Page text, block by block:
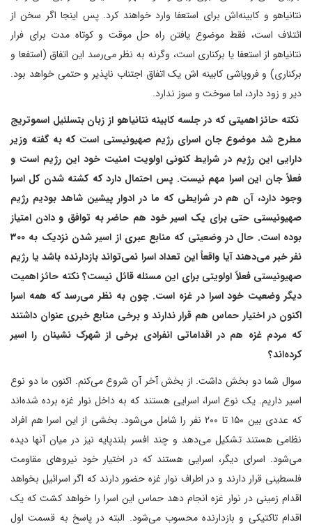
نتانیاهو و کابینه‌اش برای استعفا وارد خواهند کرد. پس اینجا اگر سخن از
ائتلاف است، فقط موضوع یافتن راه حل موقت و کوتاه مدت برای فرار
نتانیاهو از استعفا یا برکناری است، وگرنه به نظر می‌رسد این اتفاق (استفعا و
برکناری) و فروپاشی کابینه اش یک اتفاق اجتناب ناپذیر و حتمی خواهد بود.
دیر و زود دارد، اما سوخت و سوز ندارد.
نکته حائز اهمیتی که در جلسه کابینه نتانیاهو از زبان بتسلئیل اسموتریج
مطرح شد موضوع جان اسرای رژیم صهیونیستی است که به گفته وزیر
دارایی این رژیم در شرایط کنونی اولویت امنیت خود این رژیم است و
فعلاً جان این اسرا مهم نیست. پس احتمال دارد که کشته شدن کل اسرا
وجود دارد، آن هم در شرایطی که ما در ادوار پیشین شاهد بودیم رژیم
صهیونیستی حتی برای یک اسیر خود هم حاضر به توافق و دادن امتیاز
بوده است. حال در وضعیتی که منابع عبری از اسیر شدن نزدیک به ۳۰۰
نفر خبر می‌دهند آیا واقعاً این تعداد اسرا نمی‌تواند بازدارنده باشد یا رژیم
صهیونیستی فعلاً اولویتی برای این مسئله قائل نیست؟ نکته حائز اهمیت
دیگر وضعیت خود اسرا در غزه است. چون به نظر می‌رسد که همه اسرا
اکنون در اختیار حماس هم قرار ندارند و برخی منابع خبری عنوان داشتند
که مردم غزه هم در اقداماتی انفرادی برخی از شهرک نشینان را اسیر
کرده‌اند؟
سوال شما دو بخش داشت. از بخش آخر آن شروع می‌کنم. اکنون ما دو نوع
اسیر داریم. یک نوع اسرا، اسرایی هستند که به داخل نوار غزه برده شده‌اند
که عددی بین ۱۵۰ تا ۲۰۰ نفر را شامل می‌شود. بخشی از این اسرا هم افراد
نظامی هستند تشکیل می‌دهد و چند افسر بلندپایه نیز در میان آنها دیده
می‌شود. اسرای دیگر، اسرایی هستند که در اختیار خود نیروهای مقاومت
فلسطینی قرار دارند و در اطراف نوار غزه حضور دارند که اگر اسرائیل بخواهد
اقدام زمینی در نوار غزه انجام دهد حماس این اسرا را خواهد کشت که یک
اقدام تاکتیکی و بازدارنده محسوب می‌شود. البته در پاسخ به قسمت اول